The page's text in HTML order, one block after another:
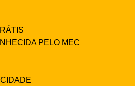
PELO MEC